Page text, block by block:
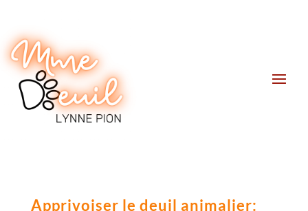
Apprivoiser le deuil animalier: